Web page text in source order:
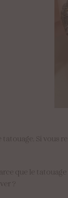
tatouage. Si
que le
?